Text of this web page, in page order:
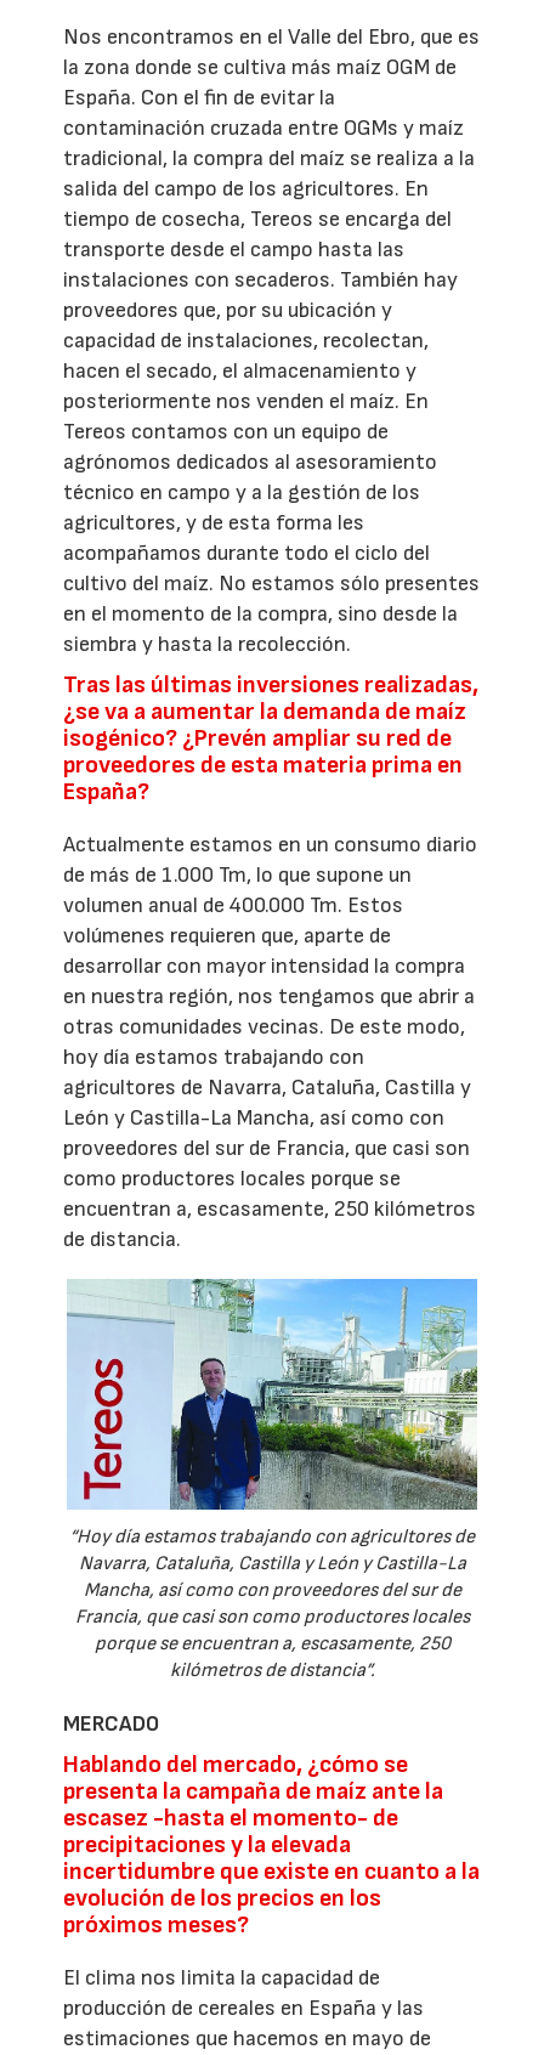
Nos encontramos en el Valle del Ebro, que es
la zona donde se cultiva más maíz OGM de
España. Con el fin de evitar la
contaminación cruzada entre OGMs y maíz
tradicional, la compra del maíz se realiza a la
salida del campo de los agricultores. En
tiempo de cosecha, Tereos se encarga del
transporte desde el campo hasta las
instalaciones con secaderos. También hay
proveedores que, por su ubicación y
capacidad de instalaciones, recolectan,
hacen el secado, el almacenamiento y
posteriormente nos venden el maíz. En
Tereos contamos con un equipo de
agrónomos dedicados al asesoramiento
técnico en campo y a la gestión de los
agricultores, y de esta forma les
acompañamos durante todo el ciclo del
cultivo del maíz. No estamos sólo presentes
en el momento de la compra, sino desde la
siembra y hasta la recolección.
Tras las últimas inversiones realizadas,
¿se va a aumentar la demanda de maíz
isogénico? ¿Prevén ampliar su red de
proveedores de esta materia prima en
España?
Actualmente estamos en un consumo diario
de más de 1.000 Tm, lo que supone un
volumen anual de 400.000 Tm. Estos
volúmenes requieren que, aparte de
desarrollar con mayor intensidad la compra
en nuestra región, nos tengamos que abrir a
otras comunidades vecinas. De este modo,
hoy día estamos trabajando con
agricultores de Navarra, Cataluña, Castilla y
León y Castilla-La Mancha, así como con
proveedores del sur de Francia, que casi son
como productores locales porque se
encuentran a, escasamente, 250 kilómetros
de distancia.
“Hoy día estamos trabajando con agricultores de
Navarra, Cataluña, Castilla y León y Castilla-La
Mancha, así como con proveedores del sur de
Francia, que casi son como productores locales
porque se encuentran a, escasamente, 250
kilómetros de distancia”.
MERCADO
Hablando del mercado, ¿cómo se
presenta la campaña de maíz ante la
escasez -hasta el momento- de
precipitaciones y la elevada
incertidumbre que existe en cuanto a la
evolución de los precios en los
próximos meses?
El clima nos limita la capacidad de
producción de cereales en España y las
estimaciones que hacemos en mayo de